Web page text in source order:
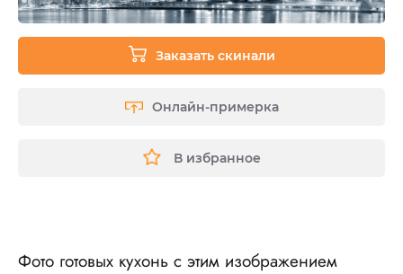
Заказать скинали
Онлайн-примерка
В избранное
Фото готовых кухонь с этим изображением